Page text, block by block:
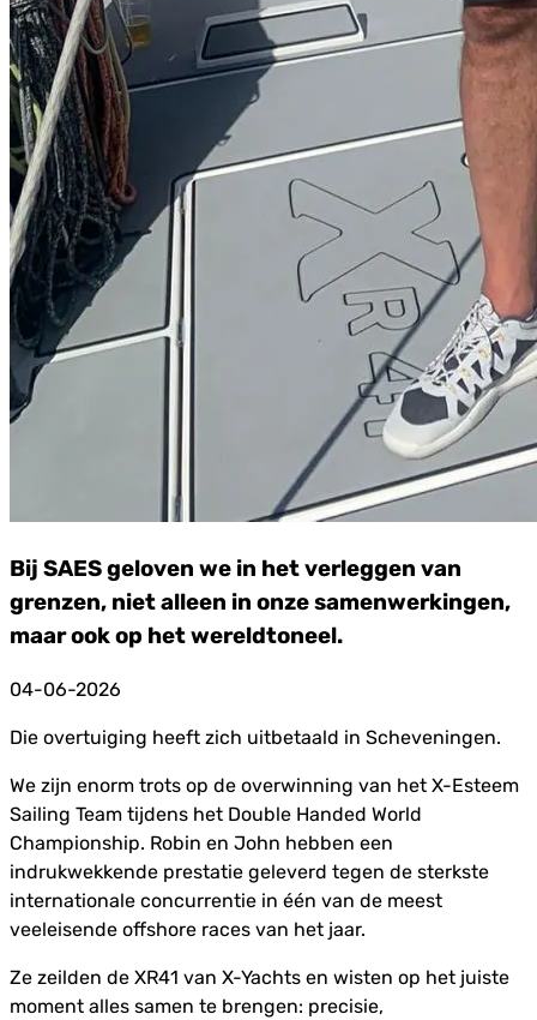
Bij SAES geloven we in het verleggen van
grenzen, niet alleen in onze samenwerkingen,
maar ook op het wereldtoneel.
04-06-2026
Die overtuiging heeft zich uitbetaald in Scheveningen.
We zijn enorm trots op de overwinning van het X-Esteem
Sailing Team tijdens het Double Handed World
Championship. Robin en John hebben een
indrukwekkende prestatie geleverd tegen de sterkste
internationale concurrentie in één van de meest
veeleisende offshore races van het jaar.
Ze zeilden de XR41 van X-Yachts en wisten op het juiste
moment alles samen te brengen: precisie,